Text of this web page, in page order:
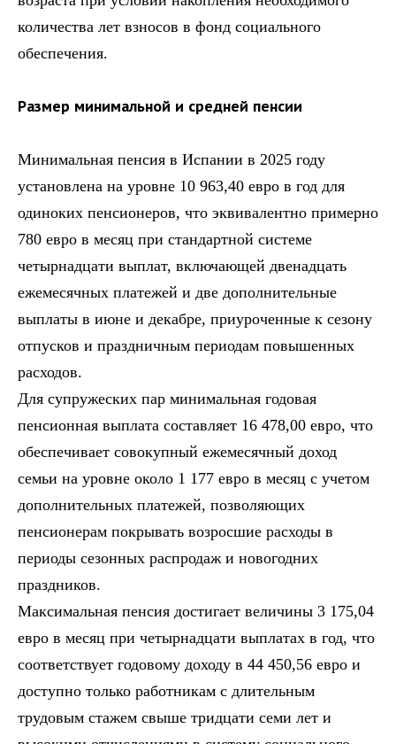
количества лет взносов в фонд социального
обеспечения.
Размер минимальной и средней пенсии
Минимальная пенсия в Испании в 2025 году
установлена на уровне 10 963,40 евро в год для
одиноких пенсионеров, что эквивалентно примерно
780 евро в месяц при стандартной системе
четырнадцати выплат, включающей двенадцать
ежемесячных платежей и две дополнительные
выплаты в июне и декабре, приуроченные к сезону
отпусков и праздничным периодам повышенных
расходов.
Для супружеских пар минимальная годовая
пенсионная выплата составляет 16 478,00 евро, что
обеспечивает совокупный ежемесячный доход
семьи на уровне около 1 177 евро в месяц с учетом
дополнительных платежей, позволяющих
пенсионерам покрывать возросшие расходы в
периоды сезонных распродаж и новогодних
праздников.
Максимальная пенсия достигает величины 3 175,04
евро в месяц при четырнадцати выплатах в год, что
соответствует годовому доходу в 44 450,56 евро и
доступно только работникам с длительным
трудовым стажем свыше тридцати семи лет и